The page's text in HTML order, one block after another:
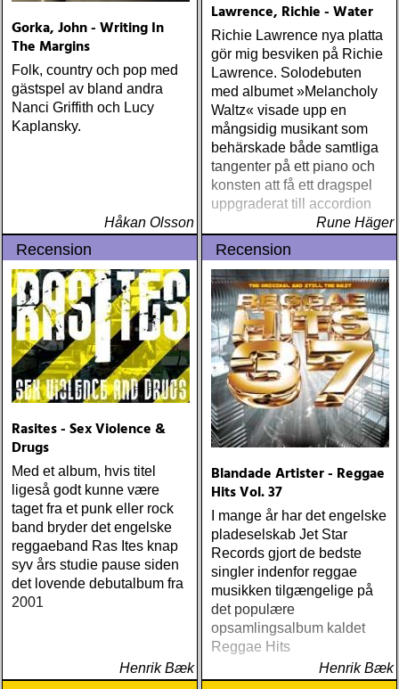
Gorka, John - Writing In
The Margins
Folk, country och pop med
gästspel av bland andra
Nanci Griffith och Lucy
Kaplansky.
Håkan Olsson
Lawrence, Richie - Water
Richie Lawrence nya platta
gör mig besviken på Richie
Lawrence. Solodebuten
med albumet »Melancholy
Waltz« visade upp en
mångsidig musikant som
behärskade både samtliga
tangenter på ett piano och
konsten att få ett dragspel
uppgraderat till accordion
Rune Häger
Recension
Rasites - Sex Violence &
Drugs
Med et album, hvis titel
ligeså godt kunne være
taget fra et punk eller rock
band bryder det engelske
reggaeband Ras Ites knap
syv års studie pause siden
det lovende debutalbum fra
2001
Henrik Bæk
Recension
Blandade Artister - Reggae
Hits Vol. 37
I mange år har det engelske
pladeselskab Jet Star
Records gjort de bedste
singler indenfor reggae
musikken tilgængelige på
det populære
opsamlingsalbum kaldet
Reggae Hits
Henrik Bæk